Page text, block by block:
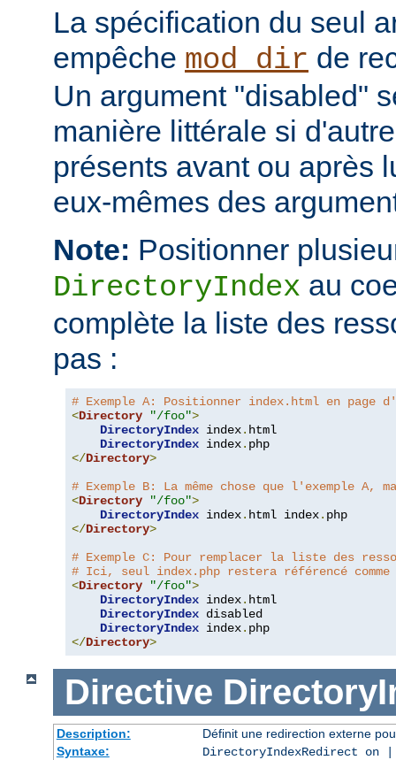
La spécification du seul
empêche mod_dir de
Un argument "disabled"
manière littérale si
présents avant ou après
eux-mêmes des
Note: Positionner
DirectoryIndex au
complète la liste des
pas :
# Exemple A: Positionner index.html en page
<Directory "/foo">
DirectoryIndex index. html
DirectoryIndex index.
</Directory>
# Exemple B: La même chose que l'exemple
<Directory "/foo">
DirectoryIndex index. html index.
</Directory>
# Exemple C: Pour remplacer la liste des
# Ici, seul index.php restera référencé
<Directory "/foo">
DirectoryIndex index. html
DirectoryIndex disabled
DirectoryIndex index.
</Directory>
Directive
Description:
Définit une redirection externe
Syntaxe:
DirectoryIndexRedirect